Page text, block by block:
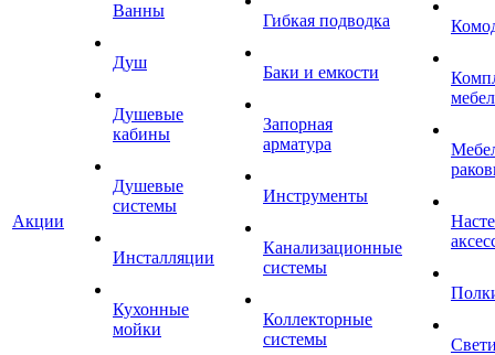
Акции
Ванны
Душ
Душевые
кабины
Душевые
системы
Инсталляции
Кухонные
мойки
Гибкая подводка
Баки и емкости
Запорная
арматура
Инструменты
Канализационные
системы
Коллекторные
системы